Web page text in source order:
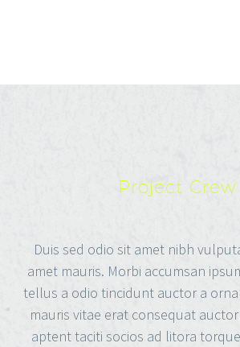
Project Crew
Duis sed odio sit amet nibh
amet mauris. Morbi accumsan
tellus a odio tincidunt auctor a
mauris vitae erat consequat
aptent taciti socios ad litora